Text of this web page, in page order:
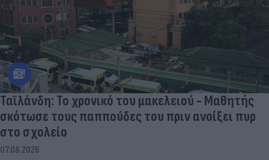
Ταϊλάνδη: Το χρονικό του μακελειού - Μαθητής
σκότωσε τους παππούδες του πριν ανοίξει πυρ
στο σχολείο
07.08.2026